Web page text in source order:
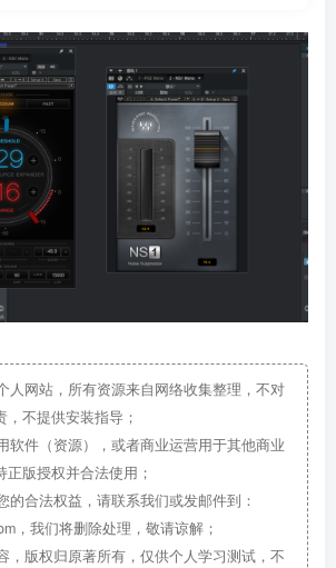
人网站，所有资源来自网络收集整理，不对
不提供安装指导；
软件（资源），或者商业运营用于其他商业
版授权并合法使用；
的合法权益，请联系我们或发邮件到：
，我们将删除处理，敬请谅解；
，版权归原著所有，仅供个人学习测试，不